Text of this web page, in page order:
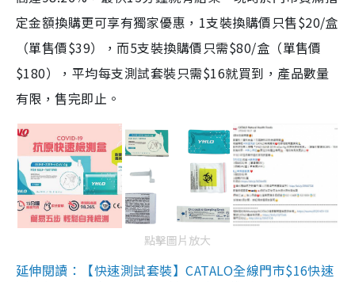
定金額換購更可享有獨家優惠，1支裝換購價只售$20/盒
（單售價$39），而5支裝換購價只需$80/盒（單售價
$180），平均每支測試套裝只需$16就買到，產品數量
有限，售完即止。
點擊圖片放大
延伸閱讀：【快速測試套裝】CATALO全線門市$16快速